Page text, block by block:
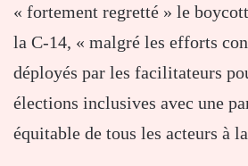
« fortement regretté » le
la C-14, « malgré les efforts
déployés par les facilitateurs
élections inclusives avec une
équitable de tous les acteurs à